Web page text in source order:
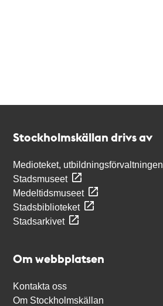
Stockholmskällan drivs av
Medioteket, utbildningsförvaltningen
Stadsmuseet
Medeltidsmuseet
Stadsbiblioteket
Stadsarkivet
Om webbplatsen
Kontakta oss
Om Stockholmskällan